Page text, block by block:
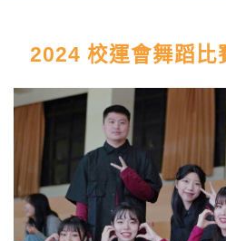
2024 校運會舞蹈比